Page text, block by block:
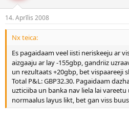
14. Aprīlis 2008
Nx teica:
Es pagaidaam veel iisti neriskeeju ar
aizgaaju ar lay -155gbp, gandriiz
un rezultaats +20gbp, bet vispaareeji
Total P&L: GBP32.30. Pagaidaam
uzticiiba un banka nav liela lai vareetu
normaalus layus likt, bet gan viss